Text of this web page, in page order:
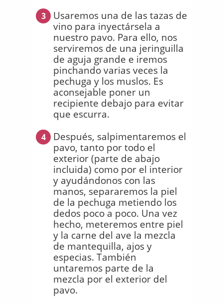
3
Usaremos una de las tazas de
vino para inyectársela a
nuestro pavo. Para ello, nos
serviremos de una jeringuilla
de aguja grande e iremos
pinchando varias veces la
pechuga y los muslos. Es
aconsejable poner un
recipiente debajo para evitar
que escurra.
4
Después, salpimentaremos el
pavo, tanto por todo el
exterior (parte de abajo
incluida) como por el interior
y ayudándonos con las
manos, separaremos la piel
de la pechuga metiendo los
dedos poco a poco. Una vez
hecho, meteremos entre piel
y la carne del ave la mezcla
de mantequilla, ajos y
especias. También
untaremos parte de la
mezcla por el exterior del
pavo.